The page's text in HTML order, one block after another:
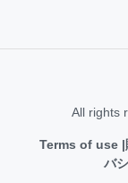
All rights
Terms of use
バ